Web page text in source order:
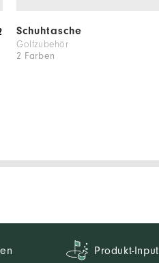
Schuhtasche
Golfzubehör
2 Farben
Produkt-Input